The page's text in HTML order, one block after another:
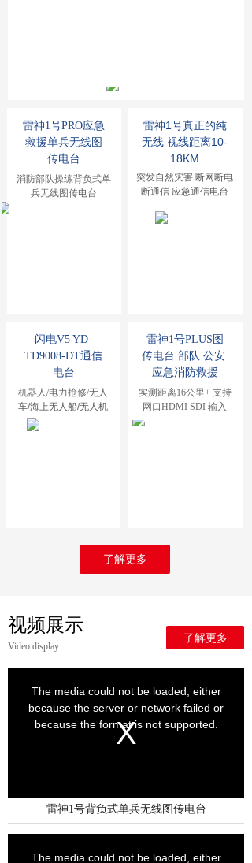
闪电V5 YD-
TD9008-DT通信
电台
机器人/电力抢修/无人
车/海上无人船/无人机
雷神1号真正的纯
无线 视线距离10-
18KM
突发自然灾害 断网断电
断通信 应急通信电台
雷神1号PRO应急
救援单兵无线图
传电台
消防部队操练背负式单
兵无线图传电台
雷神1号PLUS图
传电台 部队 公安
应急消防救援
实测距离16公里+ 支持
网口HDMI SDI 输入
了解更多
雷神1号背负式单兵无线图传电台
了解更多
Video display
视频展示